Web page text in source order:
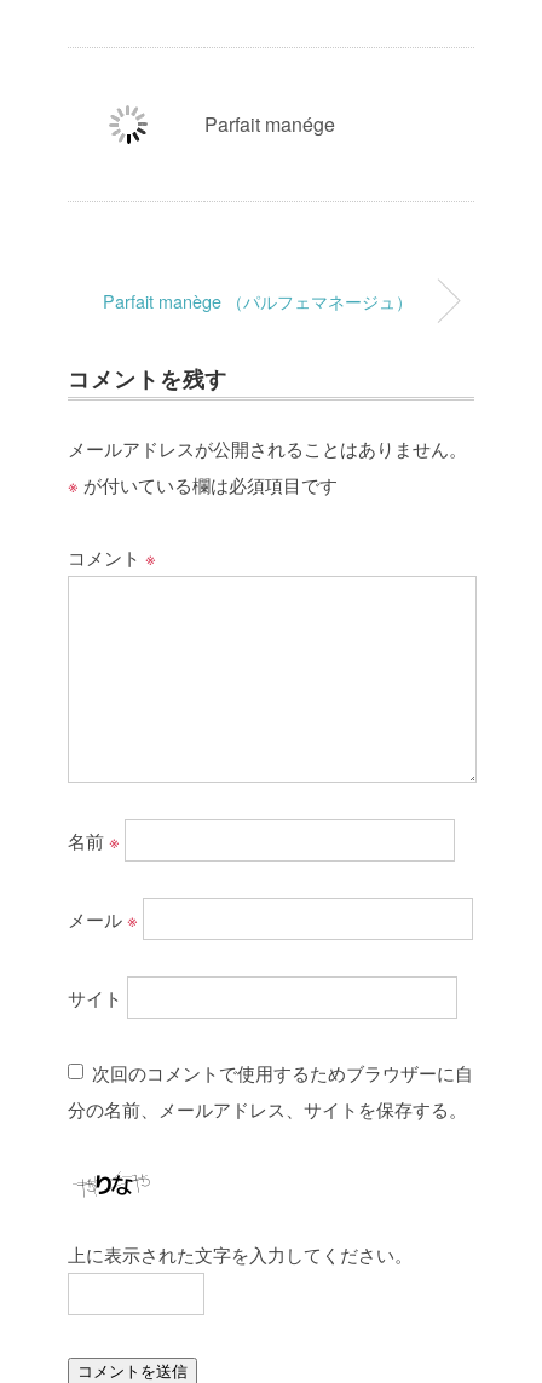
Parfait manége
Parfait manège （パルフェマネージュ）
コメントを残す
メールアドレスが公開されることはありません。
※ が付いている欄は必須項目です
コメント ※
名前※
メール※
サイト
次回のコメントで使用するためブラウザーに自
分の名前、メールアドレス、サイトを保存する。
上に表示された文字を入力してください。